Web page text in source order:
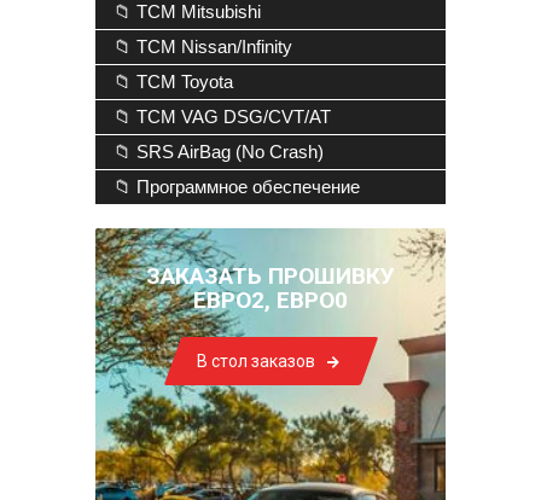
📁 TCM Mitsubishi
📁 TCM Nissan/Infinity
📁 TCM Toyota
📁 TCM VAG DSG/CVT/AT
📁 SRS AirBag (No Crash)
📁 Программное обеспечение
ЗАКАЗАТЬ ПРОШИВКУ
ЕВРО2, ЕВРО0
В стол заказов